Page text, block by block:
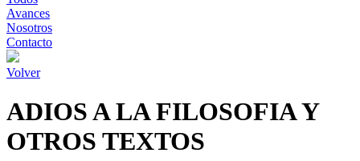
Avances
Nosotros
Contacto
Volver
ADIOS A LA FILOSOFIA Y
OTROS TEXTOS